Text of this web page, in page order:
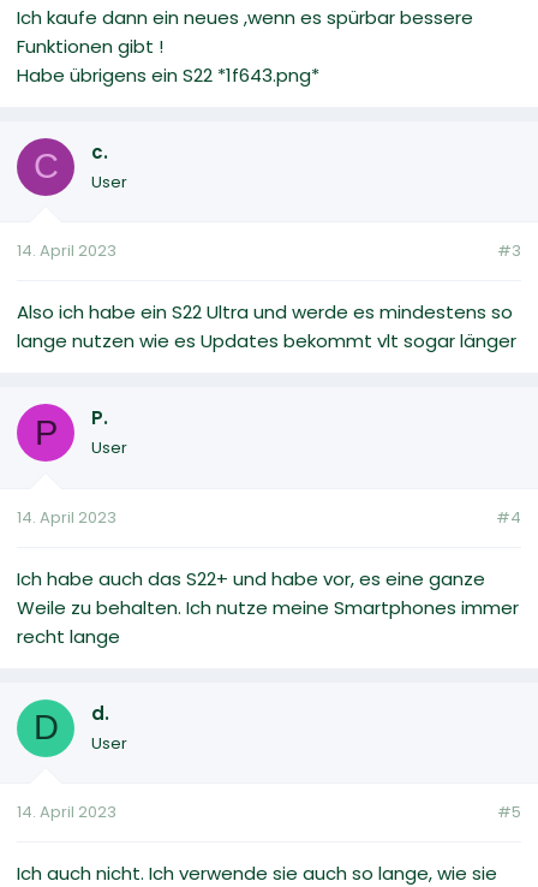
Ich kaufe dann ein neues ,wenn es spürbar bessere
Funktionen gibt !
Habe übrigens ein S22 *1f643.png*
C c.
User
14. April 2023 #3
Also ich habe ein S22 Ultra und werde es mindestens so
lange nutzen wie es Updates bekommt vlt sogar länger
P P.
User
14. April 2023 #4
Ich habe auch das S22+ und habe vor, es eine ganze
Weile zu behalten. Ich nutze meine Smartphones immer
recht lange
D d.
User
14. April 2023 #5
Ich auch nicht. Ich verwende sie auch so lange, wie sie